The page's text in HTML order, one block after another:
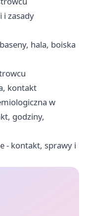
i zasady
hala, boiska
kontakt
w
godziny,
- kontakt, sprawy i